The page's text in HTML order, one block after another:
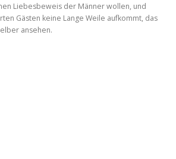
Liebesbeweis der Männer wollen, und
Gästen keine Lange Weile aufkommt, das
ansehen.